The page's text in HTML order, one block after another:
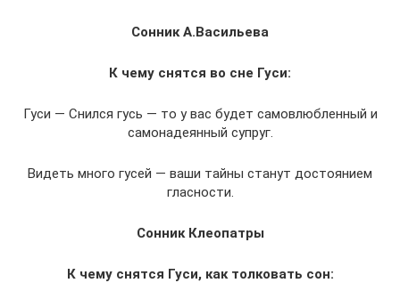
Сонник А.Васильева
К чему снятся во сне Гуси:
Гуси — Снился гусь — то у вас будет самовлюбленный и
самонадеянный супруг.
Видеть много гусей — ваши тайны станут достоянием
гласности.
Сонник Клеопатры
К чему снятся Гуси, как толковать сон: